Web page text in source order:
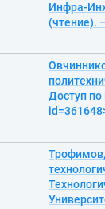
Инфра-
(чтение).
Доступ